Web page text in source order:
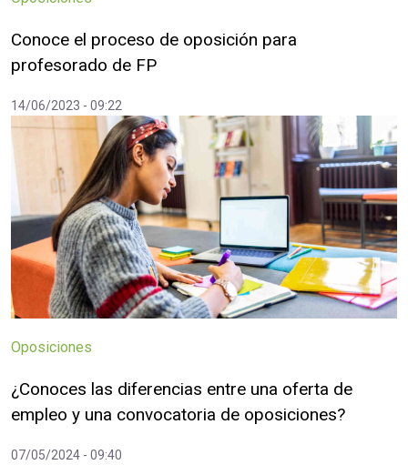
Conoce el proceso de oposición para
profesorado de FP
14/06/2023 - 09:22
Oposiciones
¿Conoces las diferencias entre una oferta de
empleo y una convocatoria de oposiciones?
07/05/2024 - 09:40